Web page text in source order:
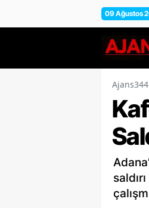
09 Ağustos
Ajans344